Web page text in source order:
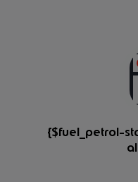
{$fuel_petrol-